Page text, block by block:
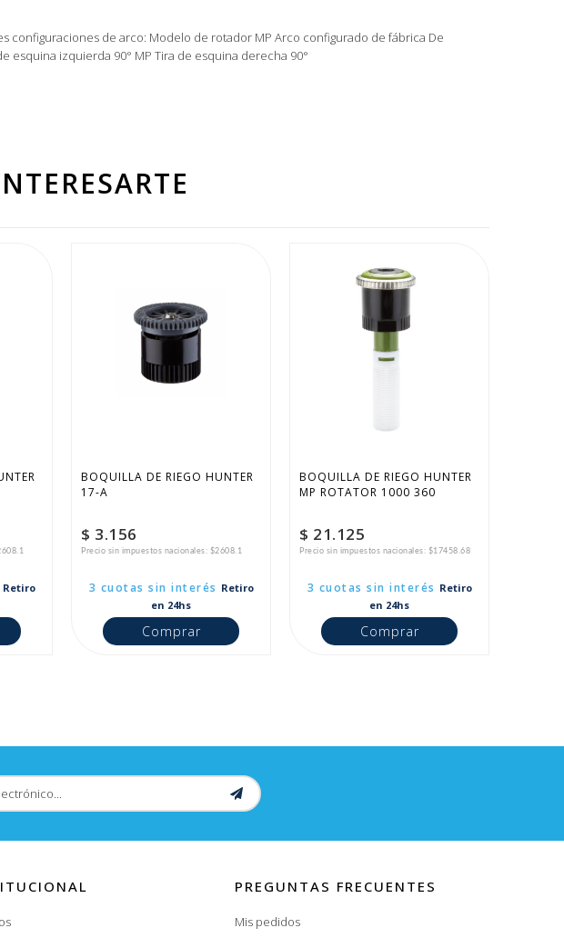
configuraciones de arco: Modelo de rotador MP Arco configurado de fábrica De
esquina izquierda 90° MP Tira de esquina derecha 90°
sin interés
Retiro
BOQUILLA DE RIEGO HUNTER
17-A
$ 3.156
Precio sin impuestos nacionales: $2608.1
3 cuotas sin interés Retiro
en 24hs
Comprar
BOQUILLA DE RIEGO HUNTER
MP ROTATOR 1000 360
$ 21.125
Precio sin impuestos nacionales: $17458.68
3 cuotas sin interés Retiro
en 24hs
Comprar
PREGUNTAS FRECUENTES
Mis pedidos